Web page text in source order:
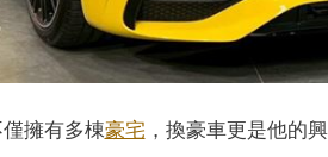
擁有多棟豪宅 ，換豪車更是他的